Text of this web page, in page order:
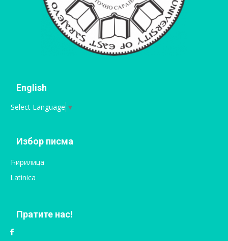
English
Select Language ▼
Избор писма
Ћирилица
Latinica
Пратите нас!